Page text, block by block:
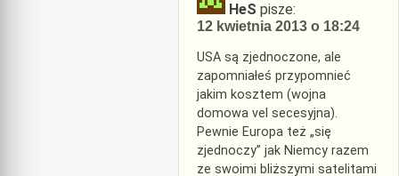
HeS pisze:
12 kwietnia 2013 o 18:24
USA są zjednoczone, ale
zapomniałeś przypomnieć
jakim kosztem (wojna
domowa vel secesyjna).
Pewnie Europa też „się
zjednoczy” jak Niemcy razem
ze swoimi bliższymi satelitami